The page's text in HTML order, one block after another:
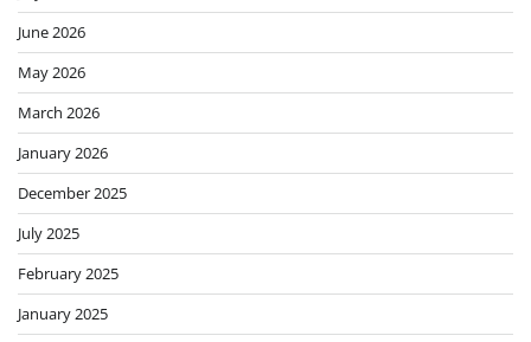
June 2026
May 2026
March 2026
January 2026
December 2025
July 2025
February 2025
January 2025